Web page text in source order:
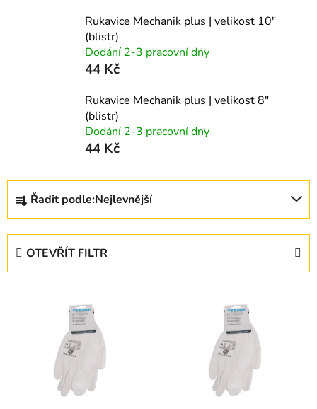
Rukavice Mechanik plus | velikost 10"
(blistr)
Dodání 2-3 pracovní dny
44 Kč
Rukavice Mechanik plus | velikost 8"
(blistr)
Dodání 2-3 pracovní dny
44 Kč
Ř
z
Řadit podle:Nejlevnější
OTEVŘÍT FILTR